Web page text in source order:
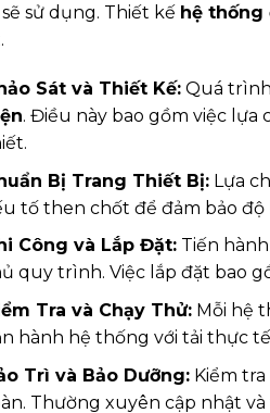
sử dụng. Thiết kế hệ thống
Sát và Thiết Kế:Quá trình
. Điều này bao gồm việc
Bị Trang Thiết Bị:Lựa
tố then chốt để đảm bảo độ
Công và Lắp Đặt:Tiến hành
quy trình. Việc lắp đặt bao
Tra và Chạy Thử:Mỗi hệ
hành hệ thống với tải thực
Trì và Bảo Dưỡng:Kiểm tra
Thường xuyên cập nhật